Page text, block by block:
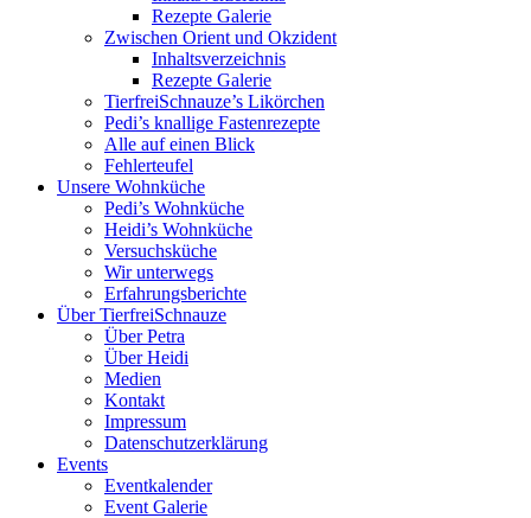
Rezepte Galerie
Zwischen Orient und Okzident
Inhaltsverzeichnis
Rezepte Galerie
TierfreiSchnauze’s Likörchen
Pedi’s knallige Fastenrezepte
Alle auf einen Blick
Fehlerteufel
Unsere Wohnküche
Pedi’s Wohnküche
Heidi’s Wohnküche
Versuchsküche
Wir unterwegs
Erfahrungsberichte
Über TierfreiSchnauze
Über Petra
Über Heidi
Medien
Kontakt
Impressum
Datenschutzerklärung
Events
Eventkalender
Event Galerie